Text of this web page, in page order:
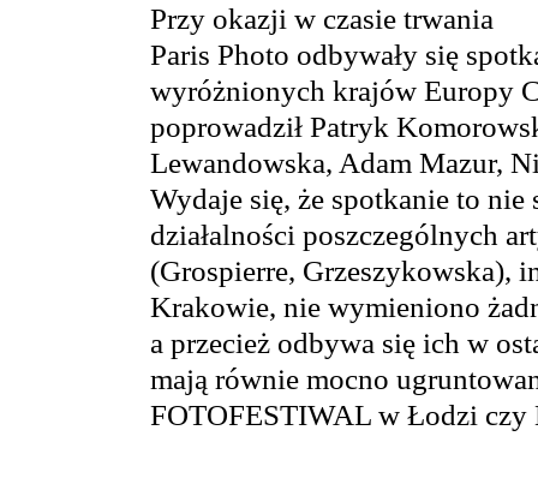
Przy okazji w czasie trwania
Paris Photo odbywały się
wyróżnionych krajów Europy
poprowadził Patryk
Lewandowska, Adam Mazur,
Wydaje się, że spotkanie to
działalności poszczególnych
(Grospierre, Grzeszykowska),
Krakowie, nie wymieniono
a przecież odbywa się ich w
mają równie mocno
FOTOFESTIWAL w Łodzi